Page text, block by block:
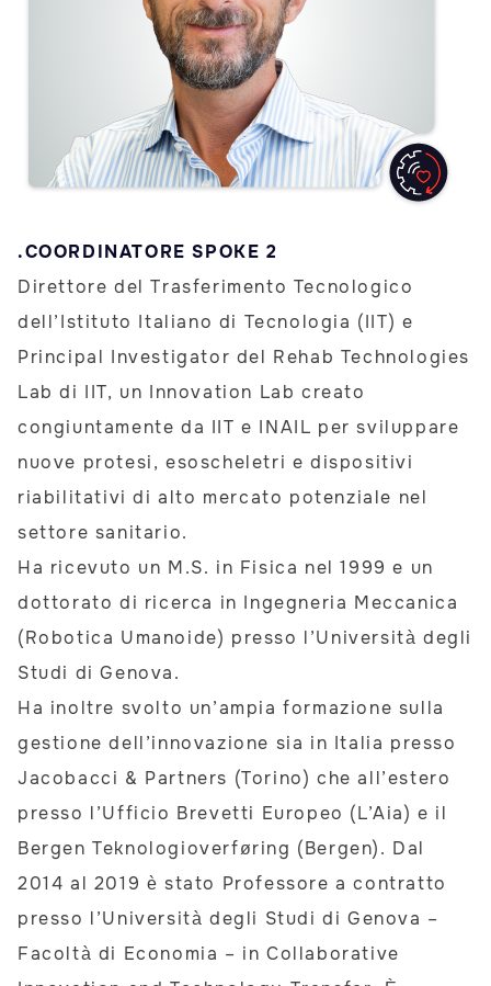
.COORDINATORE SPOKE 2
Direttore del Trasferimento Tecnologico
dell’Istituto Italiano di Tecnologia (IIT) e
Principal Investigator del Rehab Technologies
Lab di IIT, un Innovation Lab creato
congiuntamente da IIT e INAIL per sviluppare
nuove protesi, esoscheletri e dispositivi
riabilitativi di alto mercato potenziale nel
settore sanitario.
Ha ricevuto un M.S. in Fisica nel 1999 e un
dottorato di ricerca in Ingegneria Meccanica
(Robotica Umanoide) presso l’Università degli
Studi di Genova.
Ha inoltre svolto un’ampia formazione sulla
gestione dell’innovazione sia in Italia presso
Jacobacci & Partners (Torino) che all’estero
presso l’Ufficio Brevetti Europeo (L’Aia) e il
Bergen Teknologioverføring (Bergen). Dal
2014 al 2019 è stato Professore a contratto
presso l’Università degli Studi di Genova –
Facoltà di Economia – in Collaborative